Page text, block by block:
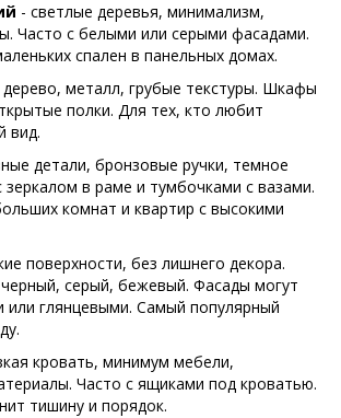
- светлые деревья, минимализм,
Часто с белыми или серыми фасадами.
спален в панельных домах.
металл, грубые текстуры. Шкафы
полки. Для тех, кто любит
вид.
детали, бронзовые ручки, темное
зеркалом в раме и тумбочками с вазами.
комнат и квартир с высокими
поверхности, без лишнего декора.
серый, бежевый. Фасады могут
глянцевыми. Самый популярный
кровать, минимум мебели,
Часто с ящиками под кроватью.
тишину и порядок.